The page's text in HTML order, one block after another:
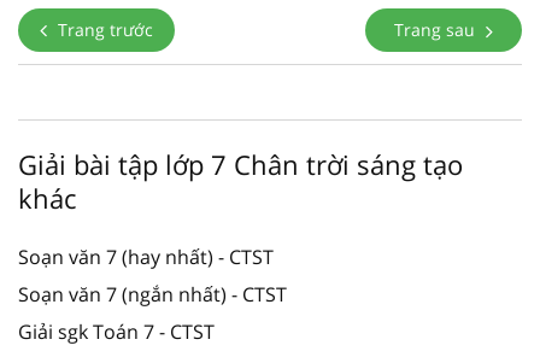
Trang trước Trang sau
Giải bài tập lớp 7 Chân trời sáng tạo
khác
Soạn văn 7 (hay nhất) - CTST
Soạn văn 7 (ngắn nhất) - CTST
Giải sgk Toán 7 - CTST